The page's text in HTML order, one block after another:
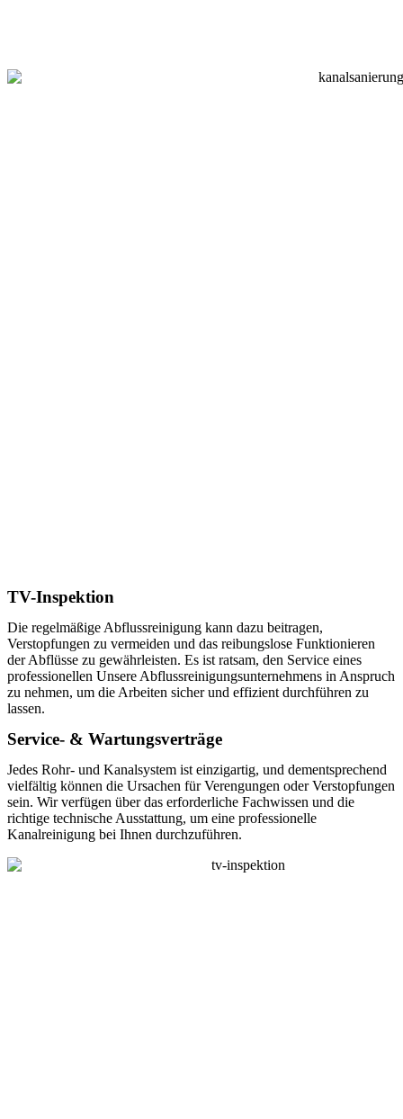
TV-Inspektion
Die regelmäßige Abflussreinigung kann dazu beitragen,
Verstopfungen zu vermeiden und das reibungslose Funktionieren
der Abflüsse zu gewährleisten. Es ist ratsam, den Service eines
professionellen Unsere Abflussreinigungsunternehmens in Anspruch
zu nehmen, um die Arbeiten sicher und effizient durchführen zu
lassen.
Service- & Wartungsverträge
Jedes Rohr- und Kanalsystem ist einzigartig, und dementsprechend
vielfältig können die Ursachen für Verengungen oder Verstopfungen
sein. Wir verfügen über das erforderliche Fachwissen und die
richtige technische Ausstattung, um eine professionelle
Kanalreinigung bei Ihnen durchzuführen.